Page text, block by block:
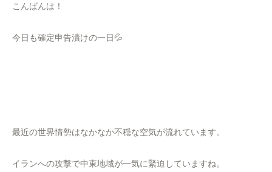
こんばんは！
今日も確定申告漬けの一日💦
最近の世界情勢はなかなか不穏な空気が流れています。
イランへの攻撃で中東地域が一気に緊迫していますね。